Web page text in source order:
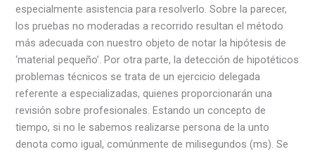
especialmente asistencia para resolverlo. Sobre la parecer,
los pruebas no moderadas a recorrido resultan el método
más adecuada con nuestro objeto de notar la hipótesis de
‘material pequeño’. Por otra parte, la detección de hipotéticos
problemas técnicos se trata de un ejercicio delegada
referente a especializadas, quienes proporcionarán una
revisión sobre profesionales. Estando un concepto de
tiempo, si no le sabemos realizarse persona de la unto
denota como igual, comúnmente de milisegundos (ms). Se